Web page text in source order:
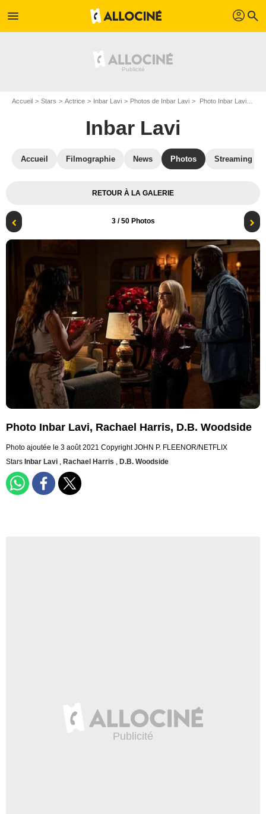
menu profil search
Accueil Stars Actrice Inbar Lavi Photos de Inbar Lavi Photo Inbar Lavi, Rachael Harris, D.B. Woodside
Inbar Lavi
Accueil Filmographie News Photos Streaming
RETOUR À LA GALERIE
3/ 50 Photos
Photo Inbar Lavi, Rachael Harris, D.B. Woodside
Photo ajoutée le 3 août 2021 Copyright JOHN P. FLEENOR/NETFLIX
Stars Inbar Lavi , Rachael Harris , D.B. Woodside